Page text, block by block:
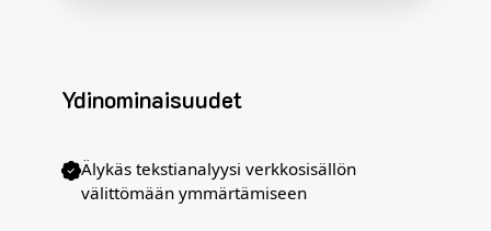
Ydinominaisuudet
Älykäs tekstianalyysi verkkosisällön
välittömään ymmärtämiseen